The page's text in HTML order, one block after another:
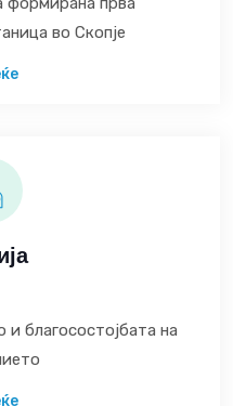
во Скопје
и благосостојбата на